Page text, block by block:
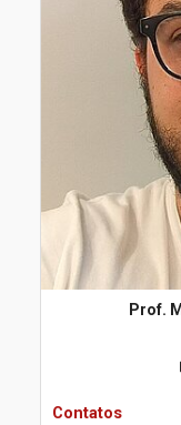
Prof.
Contatos